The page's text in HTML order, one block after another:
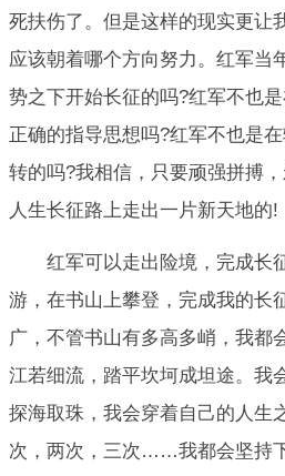
死扶伤了。但是这样的现实更让
应该朝着哪个方向努力。红军当
势之下开始长征的吗?红军不也
正确的指导思想吗?红军不也是
转的吗?我相信，只要顽强拼搏
人生长征路上走出一片新天地的!
红军可以走出险境，完成长
游，在书山上攀登，完成我的长
广，不管书山有多高多峭，我都
江若细流，踏平坎坷成坦途。我
探海取珠，我会穿着自己的人生
次，两次，三次……我都会坚持